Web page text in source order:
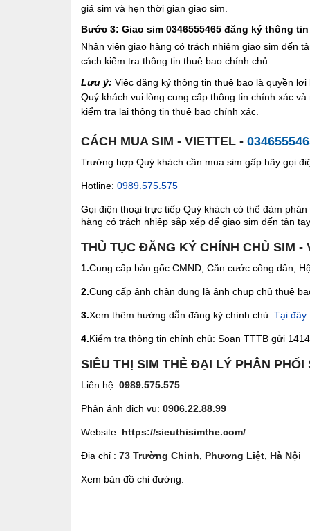
giá sim và hẹn thời gian giao sim.
Bước 3: Giao sim 0346555465 đăng ký thông
Nhân viên giao hàng có trách nhiệm giao sim đến
cách kiểm tra thông tin thuê bao chính chủ.
Lưu ý: Việc đăng ký thông tin thuê bao là quyền
Quý khách vui lòng cung cấp thông tin chính xác
kiểm tra lại thông tin thuê bao chính xác.
CÁCH MUA SIM - VIETTEL -
Trường hợp Quý khách cần mua sim gấp hãy gọi
Hotline: 0989.575.575
Gọi điện thoại trực tiếp Quý khách có thể đàm
hàng có trách nhiệp sắp xếp để giao sim đến tận
THỦ TỤC ĐĂNG KÝ CHÍNH CHỦ SIM -
1.Cung cấp bản gốc CMND, Căn cước công dân,
2.Cung cấp ảnh chân dung là ảnh chụp chủ thuê
3.Xem thêm hướng dẫn đăng ký chính chủ: Tại đây
4.Kiểm tra thông tin chính chủ: Soạn TTTB gửi
SIÊU THỊ SIM THẺ ĐẠI LÝ PHÂN PHỐI
Liên hệ: 0989.575.575
Phản ánh dịch vụ: 0906.22.88.99
Website: https://sieuthisimthe.com/
Địa chỉ : 73 Trường Chinh, Phương Liệt, Hà Nội
Xem bản đồ chỉ đường: